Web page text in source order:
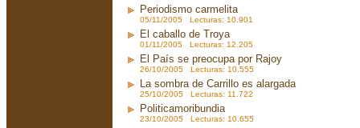
Periodismo carmelita
05/11/2005 Lecturas: 10.901
El caballo de Troya
01/11/2005 Lecturas: 12.205
El País se preocupa por Rajoy
26/10/2005 Lecturas: 10.555
La sombra de Carrillo es alargada
25/10/2005 Lecturas: 11.722
Politicamoribundia
23/10/2005 Lecturas: 10.655